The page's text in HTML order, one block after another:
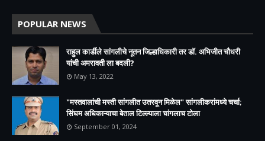
POPULAR NEWS
राहुल कार्डीले सांगलीचे नूतन जिल्हाधिकारी तर डॉ. अभिजीत चौधरी
यांची अमरावती ला बदली?
May 13, 2022
"मस्तवालांची मस्ती सांगलीत उतरवून मिळेल" सांगलीकरांमध्ये चर्चा;
सिंघम अधिकाऱ्याचा बेताल टिल्ल्याला चांगलाच टोला
September 01, 2024